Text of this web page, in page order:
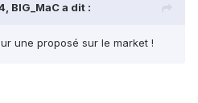
BIG_MaC a dit :
une proposé sur le market !